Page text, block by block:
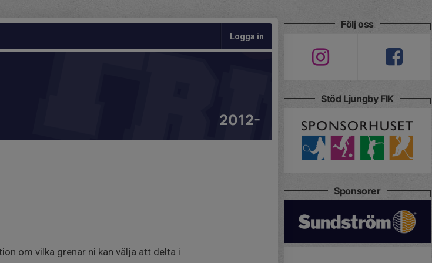
Logga in
2012-
om vilka grenar ni kan välja att delta i
Följ oss
Stöd Ljungby FIK
Sponsorer